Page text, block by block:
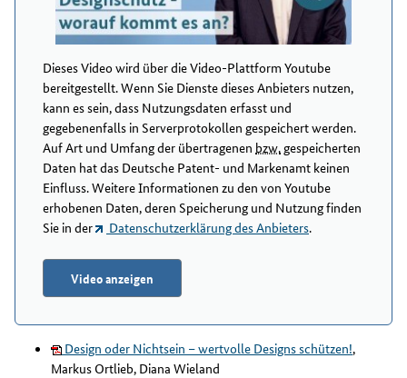
Dieses Video wird über die Video-Plattform Youtube
bereitgestellt. Wenn Sie Dienste dieses Anbieters nutzen,
kann es sein, dass Nutzungsdaten erfasst und
gegebenenfalls in Serverprotokollen gespeichert werden.
Auf Art und Umfang der übertragenen bzw.gespeicherten
Daten hat das Deutsche Patent- und Markenamt keinen
Einfluss. Weitere Informationen zu den von Youtube
erhobenen Daten, deren Speicherung und Nutzung finden
Sie in der
Datenschutzerklärung des Anbieters.
Video anzeigen
Design oder Nichtsein – wertvolle Designs schützen!,
Markus Ortlieb, Diana Wieland